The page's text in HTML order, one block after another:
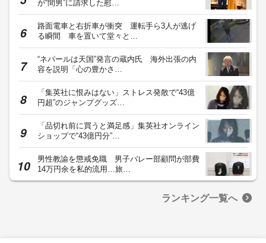
が“間男”に請求した慰…
路面電車と右折車が衝突 運転手ら3人が逃げ
る瞬間 車を置いて堂々と…
“ネパールは天国”発言の蔵内氏 海外出張の内
容を説明「心の豊かさ…
「集英社に恨みはない」ストレス発散で“43億
円超”のジャンプグッズ…
「品切れ前に買うと満足感」集英社オンライン
ショップで“43億円分”…
男性教諭を懲戒免職 男子バレー部顧問が部費
14万円余を私的流用…旅…
ランキング一覧へ